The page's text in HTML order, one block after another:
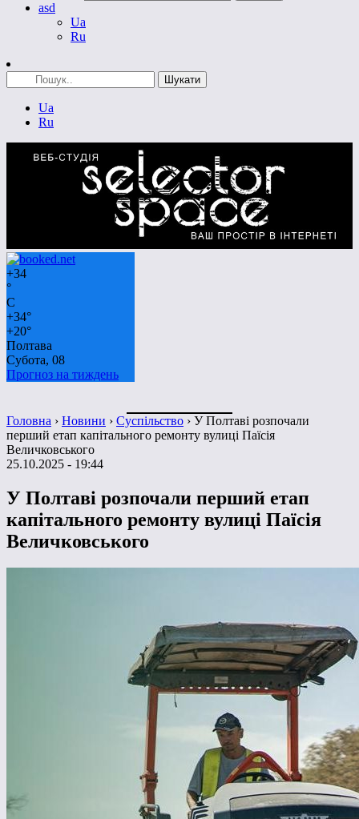
asd
Ua
Ru
Ua
Ru
+34
°
C
+34°
+20°
Полтава
Субота, 08
Прогноз на тиждень
Головна › Новини › Суспільство › У Полтаві розпочали
перший етап капітального ремонту вулиці Паїсія
Величковського
25.10.2025 - 19:44
У Полтаві розпочали перший етап
капітального ремонту вулиці Паїсія
Величковського